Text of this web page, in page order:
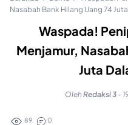
Nasabah Bank Hilang Uang 74
Waspada!
Menjamur,
Juta
OlehRedaksi 3 -
89 0